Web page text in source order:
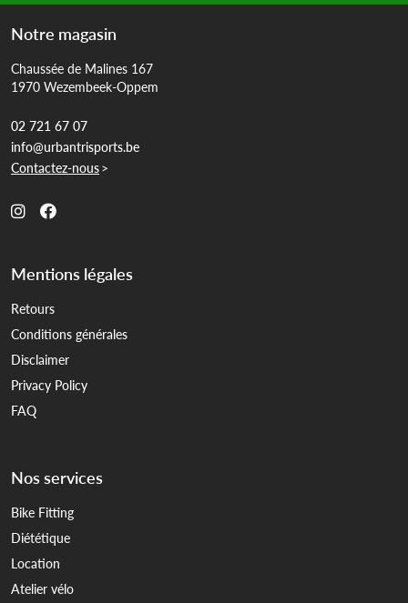
Notre magasin
Chaussée de Malines 167
1970 Wezembeek-Oppem
02 721 67 07
info@urbantrisports.be
Contactez-nous>
Mentions légales
Retours
Conditions générales
Disclaimer
Privacy Policy
FAQ
Nos services
Bike Fitting
Diététique
Location
Atelier vélo